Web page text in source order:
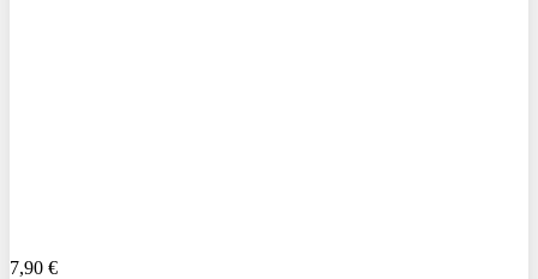
7,90 €